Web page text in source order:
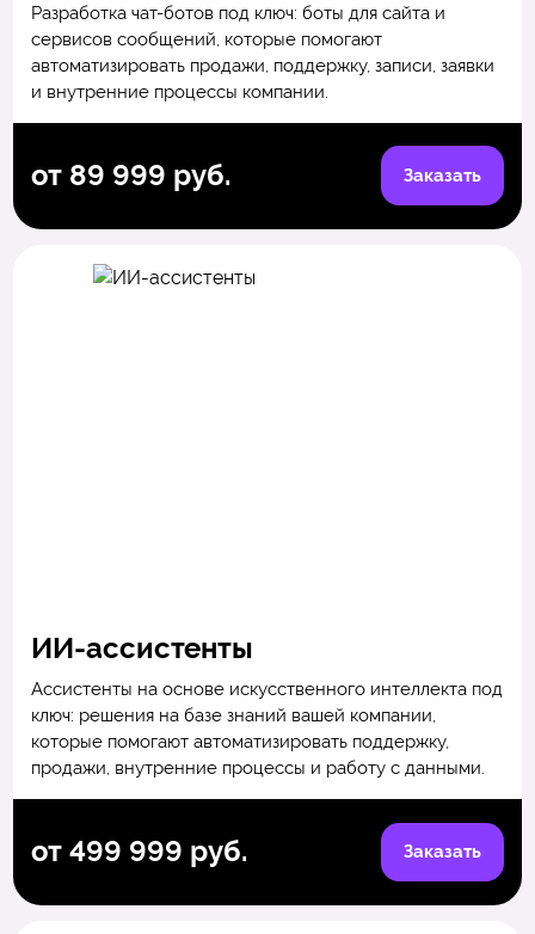
Разработка чат-ботов под ключ: боты для сайта и
сервисов сообщений, которые помогают
автоматизировать продажи, поддержку, записи, заявки
и внутренние процессы компании.
от 89 999 руб. Заказать
ИИ-ассистенты
Ассистенты на основе искусственного интеллекта под
ключ: решения на базе знаний вашей компании,
которые помогают автоматизировать поддержку,
продажи, внутренние процессы и работу с данными.
от 499 999 руб. Заказать